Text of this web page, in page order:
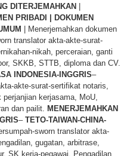
DITERJEMAHKAN |
PRIBADI | DOKUMEN
| Menerjemahkan dokumen
translator akta-akte-surat-
nikah, perceraian, ganti
SKKB, STTB, diploma dan CV.
INDONESIA-INGGRIS–
akte-surat-sertifikat notaris,
kerjasama, MoU,
dan pailit. MENERJEMAHKAN
–TETO-TAIWAN-CHINA-
sworn translator akta-
gugatan, arbitrase,
SK kerja-pegawai, Pengadilan